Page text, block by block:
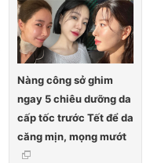
Nàng công sở ghim
ngay 5 chiêu dưỡng da
cấp tốc trước Tết để da
căng mịn, mọng mướt